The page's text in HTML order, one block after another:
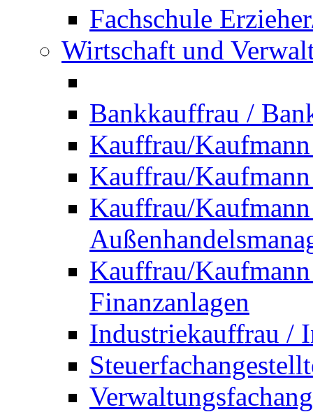
Fachschule
Wirtschaft und
Bankkauffrau /
Kauffrau/
Kauffrau/
Kauffrau/
Kauffrau/
Finanzanlagen
Industriekauffrau /